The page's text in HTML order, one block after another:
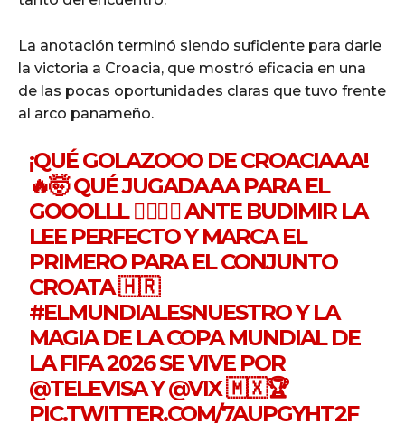
La anotación terminó siendo suficiente para darle
la victoria a Croacia, que mostró eficacia en una
de las pocas oportunidades claras que tuvo frente
al arco panameño.
¡QUÉ GOLAZOOO DE CROACIAAA!
🔥🤯 QUÉ JUGADAAA PARA EL
GOOOLLL 😮‍💨😮‍💨 ANTE BUDIMIR LA
LEE PERFECTO Y MARCA EL
PRIMERO PARA EL CONJUNTO
CROATA 🇭🇷
#ELMUNDIALESNUESTROY LA
MAGIA DE LA COPA MUNDIAL DE
LA FIFA 2026 SE VIVE POR
@TELEVISAY@VIX🇲🇽🏆
PIC.TWITTER.COM/7AUPGYHT2F